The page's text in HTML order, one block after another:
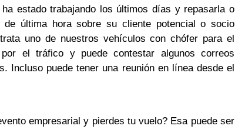
estado trabajando los últimos días y repasarla o
última hora sobre su cliente potencial o socio
uno de nuestros vehículos con chófer para el
el tráfico y puede contestar algunos correos
Incluso puede tener una reunión en línea desde el
empresarial y pierdes tu vuelo? Esa puede ser